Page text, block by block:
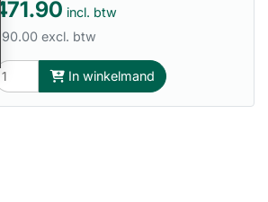
471.90 incl. btw
390.00 excl. btw
In winkelmand